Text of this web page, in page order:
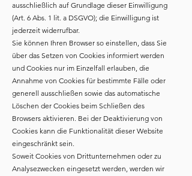
ausschließlich auf Grundlage dieser Einwilligung
(Art. 6 Abs. 1 lit. a DSGVO); die Einwilligung ist
jederzeit widerrufbar.
Sie können Ihren Browser so einstellen, dass Sie
über das Setzen von Cookies informiert werden
und Cookies nur im Einzelfall erlauben, die
Annahme von Cookies für bestimmte Fälle oder
generell ausschließen sowie das automatische
Löschen der Cookies beim Schließen des
Browsers aktivieren. Bei der Deaktivierung von
Cookies kann die Funktionalität dieser Website
eingeschränkt sein.
Soweit Cookies von Drittunternehmen oder zu
Analysezwecken eingesetzt werden, werden wir